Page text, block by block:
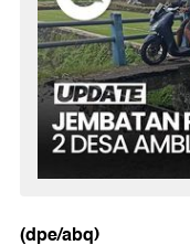
(dpe/abq)